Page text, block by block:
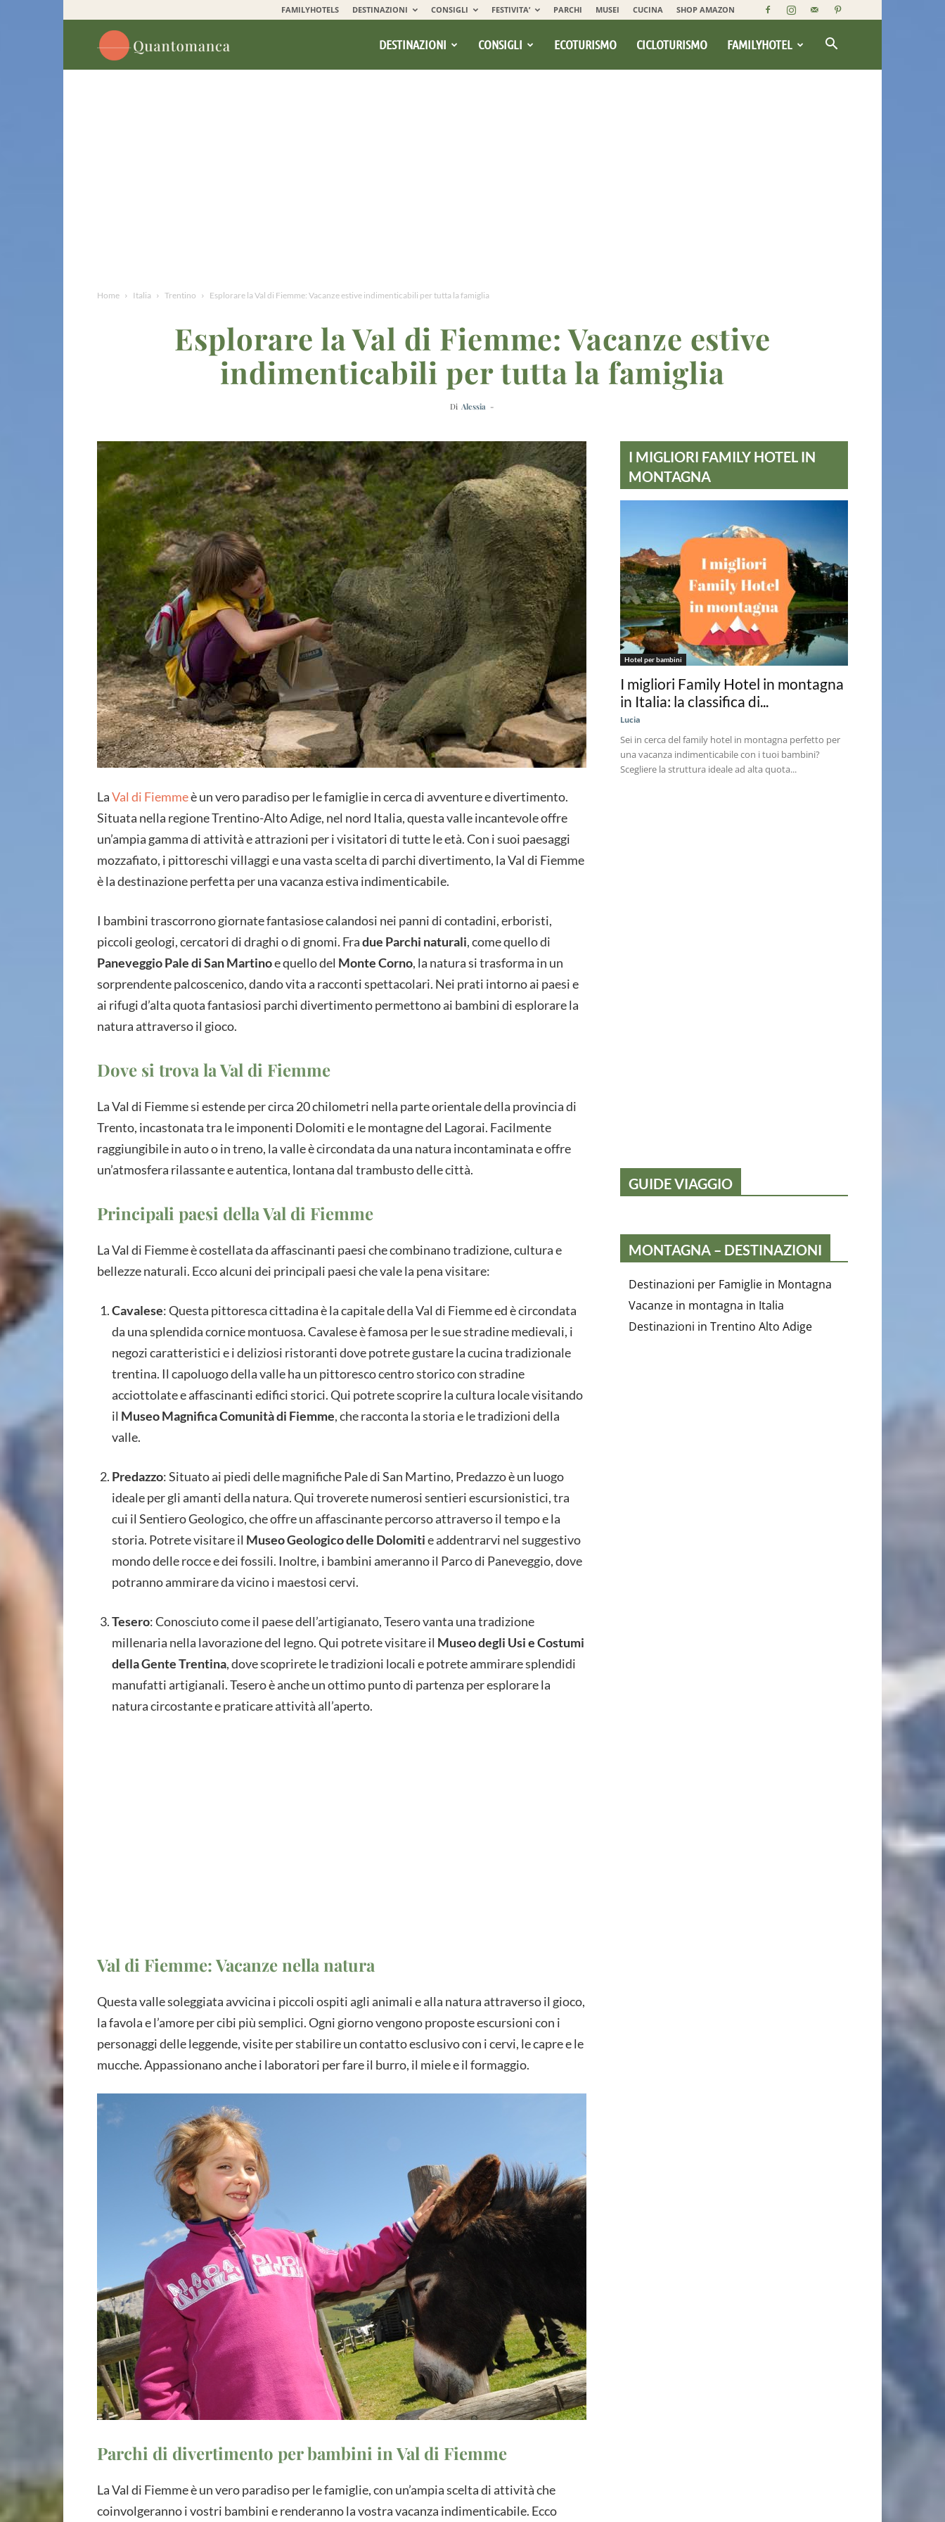
FAMILYHOTELS DESTINAZIONI CONSIGLI FESTIVITA’ PARCHI MUSEI CUCINA SHOP AMAZON
DESTINAZIONI CONSIGLI ECOTURISMO CICLOTURISMO FAMILYHOTEL
Home Italia Trentino Esplorare la Val di Fiemme: Vacanze estive indimenticabili per tutta la famiglia
Esplorare la Val di Fiemme: Vacanze estive
indimenticabili per tutta la famiglia
Di Alessia -
LaVal di Fiemmeè un vero paradiso per le famiglie in cerca di avventure e divertimento.
Situata nella regione Trentino-Alto Adige, nel nord Italia, questa valle incantevole offre
un’ampia gamma di attività e attrazioni per i visitatori di tutte le età. Con i suoi paesaggi
mozzafiato, i pittoreschi villaggi e una vasta scelta di parchi divertimento, la Val di Fiemme
è la destinazione perfetta per una vacanza estiva indimenticabile.
I bambini trascorrono giornate fantasiose calandosi nei panni di contadini, erboristi,
piccoli geologi, cercatori di draghi o di gnomi. Fradue Parchi naturali, come quello di
Paneveggio Pale di San Martinoe quello del Monte Corno, la natura si trasforma in un
sorprendente palcoscenico, dando vita a racconti spettacolari. Nei prati intorno ai paesi e
ai rifugi d’alta quota fantasiosi parchi divertimento permettono ai bambini di esplorare la
natura attraverso il gioco.
Dove si trova la Val di Fiemme
La Val di Fiemme si estende per circa 20 chilometri nella parte orientale della provincia di
Trento, incastonata tra le imponenti Dolomiti e le montagne del Lagorai. Facilmente
raggiungibile in auto o in treno, la valle è circondata da una natura incontaminata e offre
un’atmosfera rilassante e autentica, lontana dal trambusto delle città.
Principali paesi della Val di Fiemme
La Val di Fiemme è costellata da affascinanti paesi che combinano tradizione, cultura e
bellezze naturali. Ecco alcuni dei principali paesi che vale la pena visitare:
Cavalese: Questa pittoresca cittadina è la capitale della Val di Fiemme ed è circondata
da una splendida cornice montuosa. Cavalese è famosa per le sue stradine medievali, i
negozi caratteristici e i deliziosi ristoranti dove potrete gustare la cucina tradizionale
trentina. Il capoluogo della valle ha un pittoresco centro storico con stradine
acciottolate e affascinanti edifici storici. Qui potrete scoprire la cultura locale visitando
il Museo Magnifica Comunità di Fiemme, che racconta la storia e le tradizioni della
valle.
Predazzo: Situato ai piedi delle magnifiche Pale di San Martino, Predazzo è un luogo
ideale per gli amanti della natura. Qui troverete numerosi sentieri escursionistici, tra
cui il Sentiero Geologico, che offre un affascinante percorso attraverso il tempo e la
storia. Potrete visitare il Museo Geologico delle Dolomitie addentrarvi nel suggestivo
mondo delle rocce e dei fossili. Inoltre, i bambini ameranno il Parco di Paneveggio, dove
potranno ammirare da vicino i maestosi cervi.
Tesero: Conosciuto come il paese dell’artigianato, Tesero vanta una tradizione
millenaria nella lavorazione del legno. Qui potrete visitare il Museo degli Usi e Costumi
della Gente Trentina, dove scoprirete le tradizioni locali e potrete ammirare splendidi
manufatti artigianali. Tesero è anche un ottimo punto di partenza per esplorare la
natura circostante e praticare attività all’aperto.
Val di Fiemme: Vacanze nella natura
Questa valle soleggiata avvicina i piccoli ospiti agli animali e alla natura attraverso il gioco,
la favola e l’amore per cibi più semplici. Ogni giorno vengono proposte escursioni con i
personaggi delle leggende, visite per stabilire un contatto esclusivo con i cervi, le capre e le
mucche. Appassionano anche i laboratori per fare il burro, il miele e il formaggio.
Parchi di divertimento per bambini in Val di Fiemme
La Val di Fiemme è un vero paradiso per le famiglie, con un’ampia scelta di attività che
coinvolgeranno i vostri bambini e renderanno la vostra vacanza indimenticabile. Ecco
I MIGLIORI FAMILY HOTEL IN
MONTAGNA
Hotel per bambini
I migliori Family Hotel in montagna
in Italia: la classifica di...
Lucia
Sei in cerca del family hotel in montagna perfetto per
una vacanza indimenticabile con i tuoi bambini?
Scegliere la struttura ideale ad alta quota...
GUIDE VIAGGIO
MONTAGNA – DESTINAZIONI
Destinazioni per Famiglie in Montagna
Vacanze in montagna in Italia
Destinazioni in Trentino Alto Adige